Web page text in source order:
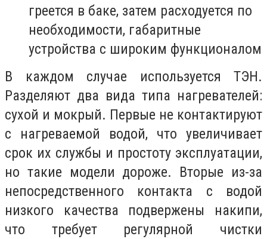
греется в баке, затем расходуется по
необходимости, габаритные
устройства с широким функционалом
В каждом случае используется ТЭН.
Разделяют два вида типа нагревателей:
сухой и мокрый. Первые не контактируют
с нагреваемой водой, что увеличивает
срок их службы и простоту эксплуатации,
но такие модели дороже. Вторые из-за
непосредственного контакта с водой
низкого качества подвержены накипи,
что требует регулярной чистки